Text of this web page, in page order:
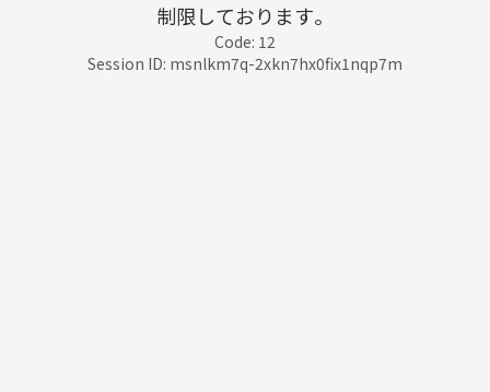
制限しております。
Code: 12
Session ID: msnlkm7q-2xkn7hx0fix1nqp7m